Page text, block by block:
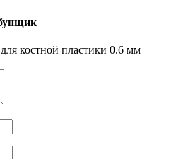
костной пластики 0.6 мм